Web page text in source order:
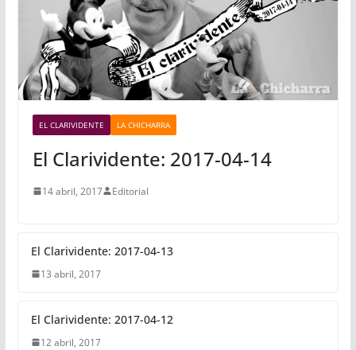
EL CLARIVIDENTE LA CHICHARRA
El Clarividente: 2017-04-14
14 abril, 2017 Editorial
El Clarividente: 2017-04-13
13 abril, 2017
El Clarividente: 2017-04-12
12 abril, 2017